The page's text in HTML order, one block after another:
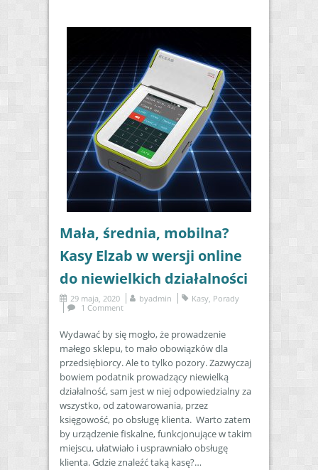
Mała, średnia, mobilna?
Kasy Elzab w wersji online
do niewielkich działalności
29 maja, 2020 byadmin Kasy, Porady
1 Comment
Wydawać by się mogło, że prowadzenie
małego sklepu, to mało obowiązków dla
przedsiębiorcy. Ale to tylko pozory. Zazwyczaj
bowiem podatnik prowadzący niewielką
działalność, sam jest w niej odpowiedzialny za
wszystko, od zatowarowania, przez
księgowość, po obsługę klienta. Warto zatem
by urządzenie fiskalne, funkcjonujące w takim
miejscu, ułatwiało i usprawniało obsługę
klienta. Gdzie znaleźć taką kasę?…